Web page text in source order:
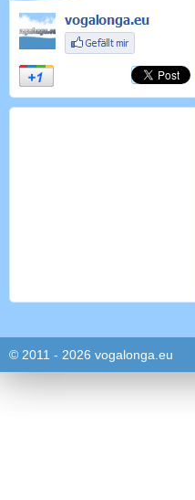
© 2011 - 2026 vogalonga.eu